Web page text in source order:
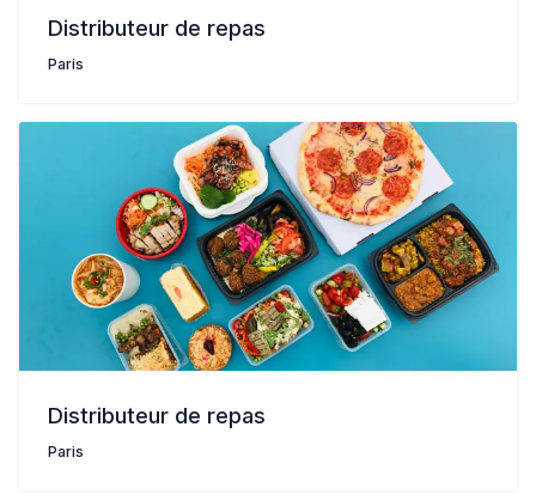
Distributeur de repas
Paris
Distributeur de repas
Paris